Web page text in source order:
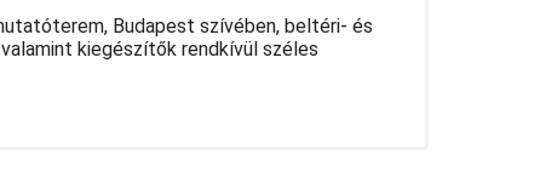
Budapest szívében, beltéri- és
kiegészítők rendkívül széles